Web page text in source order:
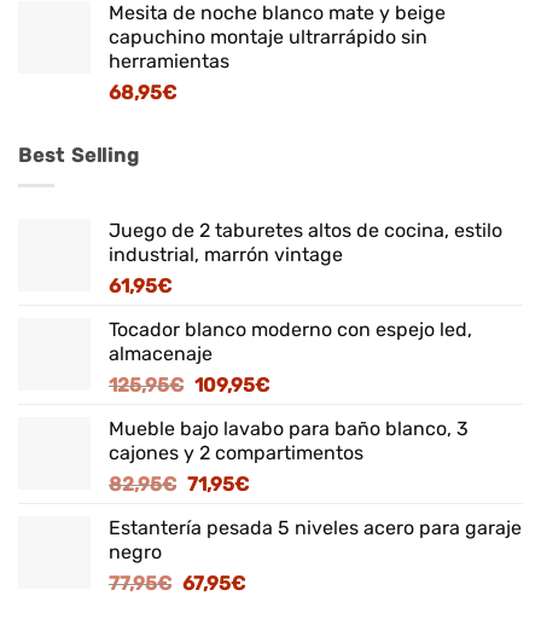
Mesita de noche blanco mate y beige
capuchino montaje ultrarrápido sin
herramientas
68,95€
Best Selling
Juego de 2 taburetes altos de cocina, estilo
industrial, marrón vintage
61,95€
Tocador blanco moderno con espejo led,
almacenaje
125,95€ El
original
era:
125,95€.
109,95€El
actual
es:
Mueble bajo lavabo para baño blanco, 3
cajones y 2 compartimentos
82,95€ El
original
82,95€.
71,95€El
actual
Estantería pesada 5 niveles acero para garaje
negro
77,95€ El
67,95€El